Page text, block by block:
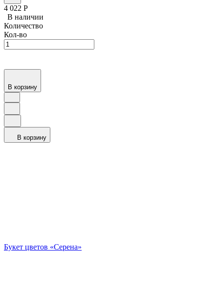
4 022 Р
В наличии
Количество
Кол-во
В корзину
В корзину
Букет цветов «Серена»